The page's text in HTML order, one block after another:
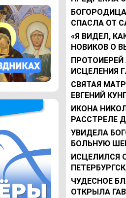
СПАСЛА ОТ
«Я ВИДЕЛ,
НОВИКОВ О
ИСЦЕЛЕНИЯ
СВЯТАЯ
ЕВГЕНИЙ
ИКОНА
РАССТРЕЛЕ
УВИДЕЛА
БОЛЬНУЮ
ИСЦЕЛИЛСЯ
ЧУДЕСНОЕ
ОТКРЫЛА